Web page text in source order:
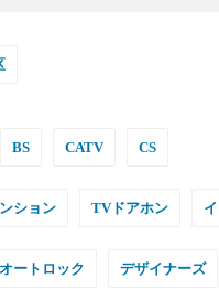
BS CATV CS
ション TVドアホン
オートロック デザイナーズ